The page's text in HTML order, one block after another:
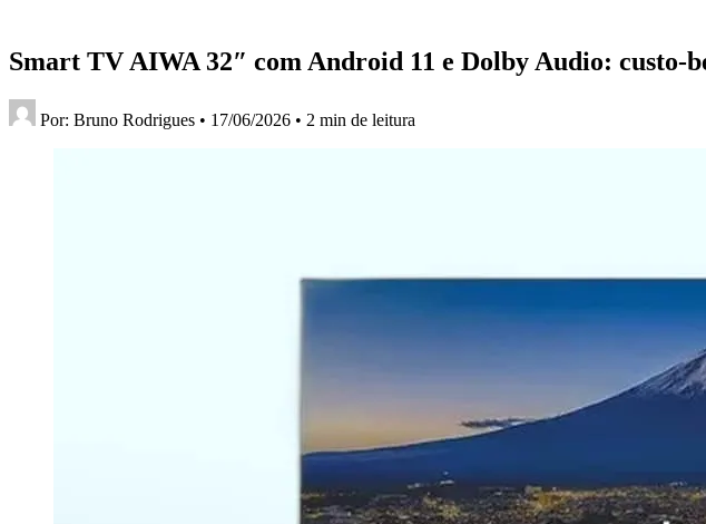
Smart TV AIWA 32″ com Android 11 e Dolby Audio: custo-
Por: Bruno Rodrigues • 17/06/2026 • 2 min de leitura